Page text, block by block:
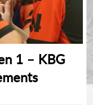
1 – KBG